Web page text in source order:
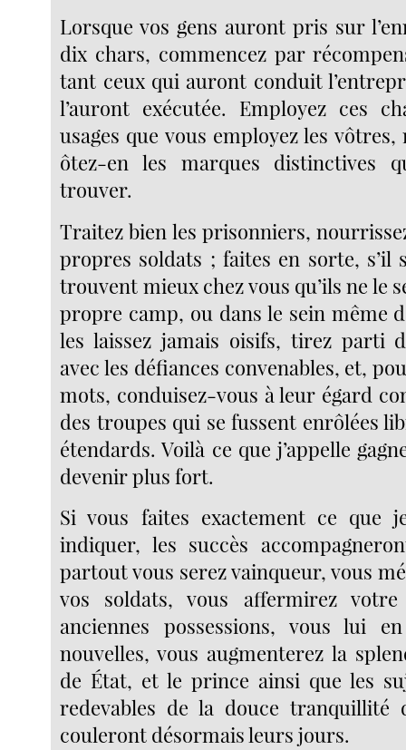
Lorsque vos gens auront pris sur
dix chars, commencez par
tant ceux qui auront conduit
l’auront exécutée. Employez ces
usages que vous employez les
ôtez-en les marques distinctives
trouver.
Traitez bien les prisonniers,
propres soldats ; faites en sorte, s’il
trouvent mieux chez vous qu’ils ne le
propre camp, ou dans le sein même
les laissez jamais oisifs, tirez parti
avec les défiances convenables, et,
mots, conduisez-vous à leur égard
des troupes qui se fussent enrôlées
étendards. Voilà ce que j’appelle
devenir plus fort.
Si vous faites exactement ce que
indiquer, les succès
partout vous serez vainqueur, vous
vos soldats, vous affermirez
anciennes possessions, vous lui
nouvelles, vous augmenterez la
de État, et le prince ainsi que les
redevables de la douce tranquillité
couleront désormais leurs jours.